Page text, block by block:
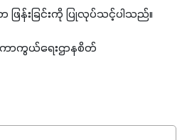
ဖြန်းခြင်းကို ပြုလုပ်သင့်ပါသည်။
နှံကာကွယ်ရေးဌာနစိတ်